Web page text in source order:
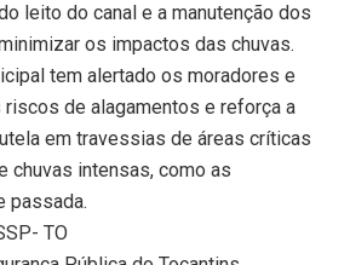
leito do canal e a manutenção dos
os impactos das chuvas.
tem alertado os moradores e
de alagamentos e reforça a
em travessias de áreas críticas
chuvas intensas, como as
passada.
TO